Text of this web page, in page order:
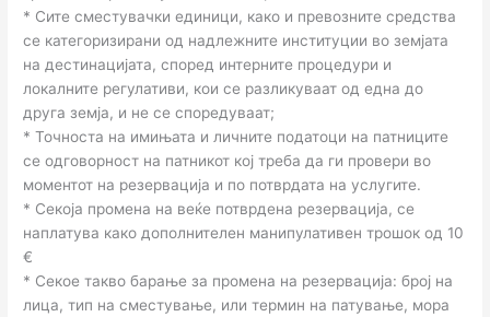
* Сите сместувачки единици, како и превозните средства
се категоризирани од надлежните институции во земјата
на дестинацијата, според интерните процедури и
локалните регулативи, кои се разликуваат од една до
друга земја, и не се споредуваат;
* Точноста на имињата и личните податоци на патниците
се одговорност на патникот кој треба да ги провери во
моментот на резервација и по потврдата на услугите.
* Секоја промена на веќе потврдена резервација, се
наплатува како дополнителен манипулативен трошок од 10
€
* Секое такво барање за промена на резервација: број на
лица, тип на сместување, или термин на патување, мора